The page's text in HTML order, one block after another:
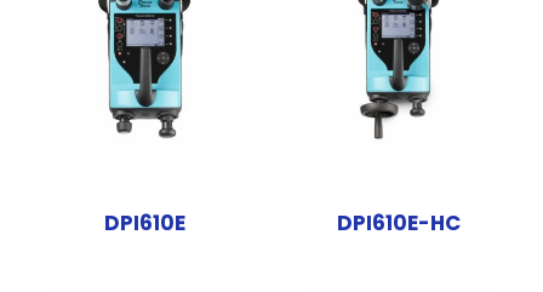
DPI610E DPI610E-HC